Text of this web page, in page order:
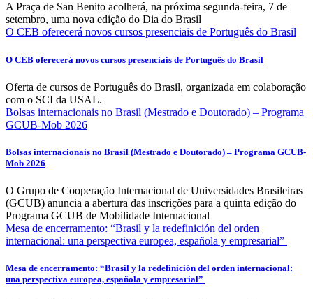
A Praça de San Benito acolherá, na próxima segunda-feira, 7 de
setembro, uma nova edição do Dia do Brasil
O CEB oferecerá novos cursos presenciais de Português do Brasil
O CEB oferecerá novos cursos presenciais de Português do Brasil
Oferta de cursos de Português do Brasil, organizada em colaboração
com o SCI da USAL.
Bolsas internacionais no Brasil (Mestrado e Doutorado) – Programa
GCUB-Mob 2026
Bolsas internacionais no Brasil (Mestrado e Doutorado) – Programa GCUB-
Mob 2026
O Grupo de Cooperação Internacional de Universidades Brasileiras
(GCUB) anuncia a abertura das inscrições para a quinta edição do
Programa GCUB de Mobilidade Internacional
Mesa de encerramento: “Brasil y la redefinición del orden
internacional: una perspectiva europea, española y empresarial”
Mesa de encerramento: “Brasil y la redefinición del orden internacional:
una perspectiva europea, española y empresarial”